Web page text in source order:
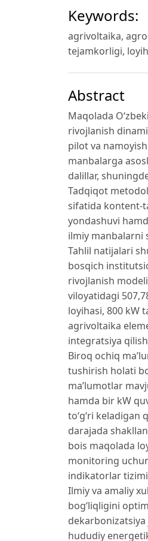
Keywords:
agrivoltaika,
tejamkorligi,
Abstract
Maqolada
rivojlanish
pilot va
manbalarga
dalillar,
Tadqiqot
sifatida kontent-
yondashuvi
ilmiy manbalarni
Tahlil natijalari
bosqich
rivojlanish
viloyatidagi
loyihasi, 800 kW
agrivoltaika
integratsiya
Biroq ochiq
tushirish holati
ma’lumotlar
hamda bir kW
to‘g‘ri
darajada
bois maqolada
monitoring
indikatorlar
Ilmiy va amaliy
bog‘liqligini
hududiy